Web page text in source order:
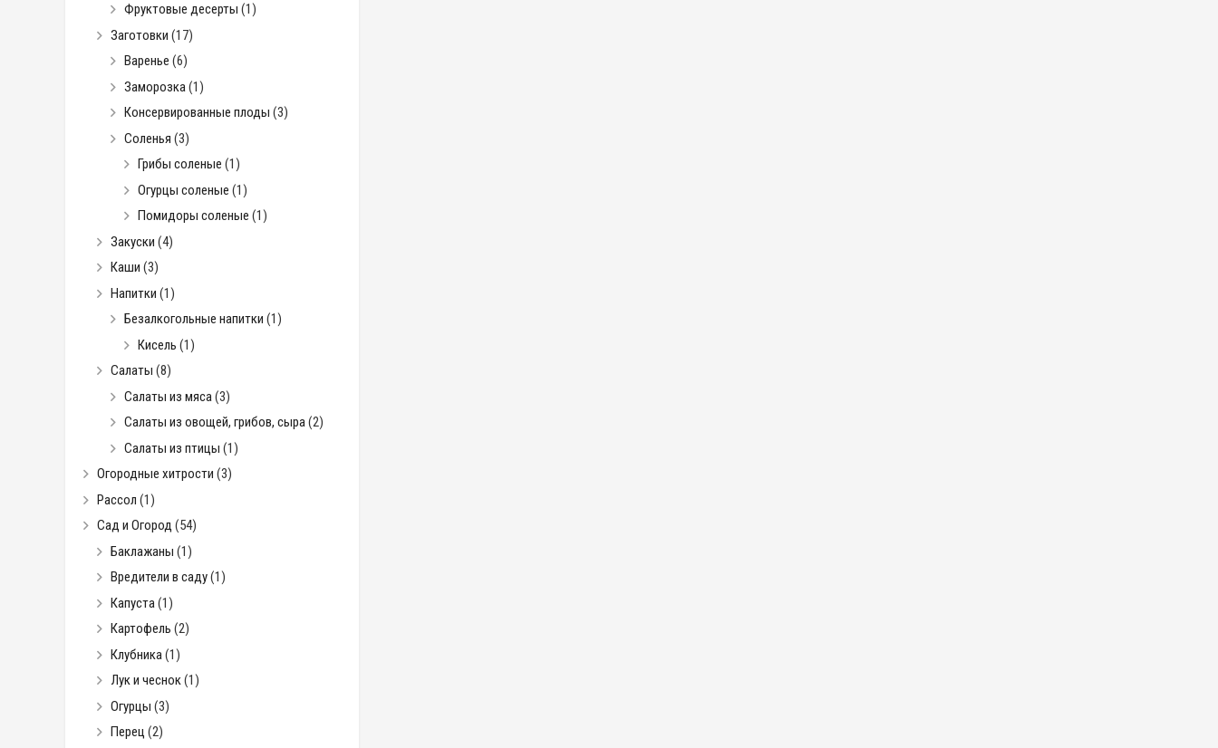
Фруктовые десерты (1)
Заготовки (17)
Варенье (6)
Заморозка (1)
Консервированные плоды (3)
Соленья (3)
Грибы соленые (1)
Огурцы соленые (1)
Помидоры соленые (1)
Закуски (4)
Каши (3)
Напитки (1)
Безалкогольные напитки (1)
Кисель (1)
Салаты (8)
Салаты из мяса (3)
Салаты из овощей, грибов, сыра(2)
Салаты из птицы (1)
Огородные хитрости (3)
Рассол (1)
Сад и Огород (54)
Баклажаны (1)
Вредители в саду(1)
Капуста (1)
Картофель (2)
Клубника (1)
Лук и чеснок(1)
Огурцы (3)
Перец (2)